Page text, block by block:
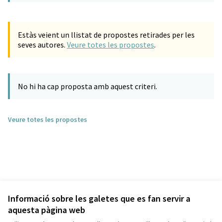
Informació sobre les galetes que es fan servir a
aquesta pàgina web
Estàs veient un llistat de propostes retirades per les
seves autores. Veure totes les propostes.
No hi ha cap proposta amb aquest criteri.
Veure totes les propostes